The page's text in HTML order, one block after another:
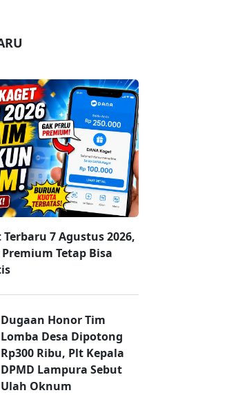
7 Agustus 2026,
Tetap Bisa
Dugaan Honor Tim
Lomba Desa Dipotong
Rp300 Ribu, Plt Kepala
DPMD Lampura Sebut
Ulah Oknum